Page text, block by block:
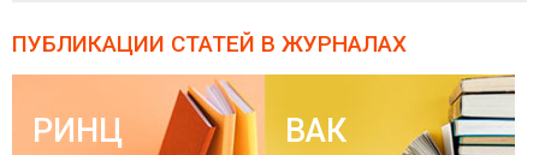
ПУБЛИКАЦИИ СТАТЕЙ В ЖУРНАЛАХ
РИНЦ ВАК